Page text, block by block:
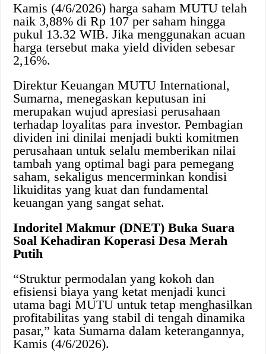
Kamis (4/6/2026) harga saham MUTU telah
naik 3,88% di Rp 107 per saham hingga
pukul 13.32 WIB. Jika menggunakan acuan
harga tersebut maka yield dividen sebesar
2,16%.
Direktur Keuangan MUTU International,
Sumarna, menegaskan keputusan ini
merupakan wujud apresiasi perusahaan
terhadap loyalitas para investor. Pembagian
dividen ini dinilai menjadi bukti komitmen
perusahaan untuk selalu memberikan nilai
tambah yang optimal bagi para pemegang
saham, sekaligus mencerminkan kondisi
likuiditas yang kuat dan fundamental
keuangan yang sangat sehat.
Indoritel Makmur (DNET) Buka Suara
Soal Kehadiran Koperasi Desa Merah
Putih
“Struktur permodalan yang kokoh dan
efisiensi biaya yang ketat menjadi kunci
utama bagi MUTU untuk tetap menghasilkan
profitabilitas yang stabil di tengah dinamika
pasar,” kata Sumarna dalam keterangannya,
Kamis (4/6/2026).